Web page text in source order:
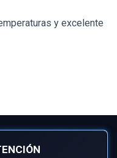
y excelente